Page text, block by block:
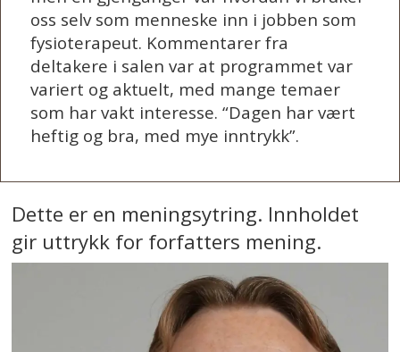
oss selv som menneske inn i jobben som
fysioterapeut. Kommentarer fra
deltakere i salen var at programmet var
variert og aktuelt, med mange temaer
som har vakt interesse. “Dagen har vært
heftig og bra, med mye inntrykk”.
Dette er en meningsytring. Innholdet
gir uttrykk for forfatters mening.